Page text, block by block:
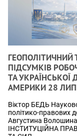
ГЕОПОЛІТИЧНИЙ
ПІДСУМКІВ
ТА УКРАЇНСЬКОЇ
АМЕРИКИ 28
Віктор БЕДЬ
політико-правових
Августина
ІНСТИТУЦІЙНА